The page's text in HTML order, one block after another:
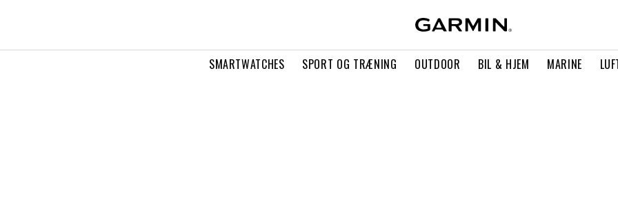
SMARTWATCHES SPORT OG TRÆNING OUTDOOR BIL & HJEM MARINE